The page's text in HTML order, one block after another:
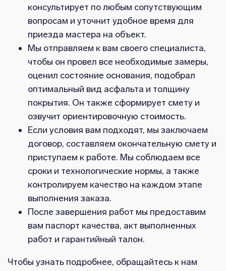
консультирует по любым сопутствующим
вопросам и уточнит удобное время для
приезда мастера на объект.
Мы отправляем к вам своего специалиста,
чтобы он провел все необходимые замеры,
оценил состояние основания, подобрал
оптимальный вид асфальта и толщину
покрытия. Он также сформирует смету и
озвучит ориентировочную стоимость.
Если условия вам подходят, мы заключаем
договор, составляем окончательную смету и
приступаем к работе. Мы соблюдаем все
сроки и технологические нормы, а также
контролируем качество на каждом этапе
выполнения заказа.
После завершения работ мы предоставим
вам паспорт качества, акт выполненных
работ и гарантийный талон.
Чтобы узнать подробнее, обращайтесь к нам